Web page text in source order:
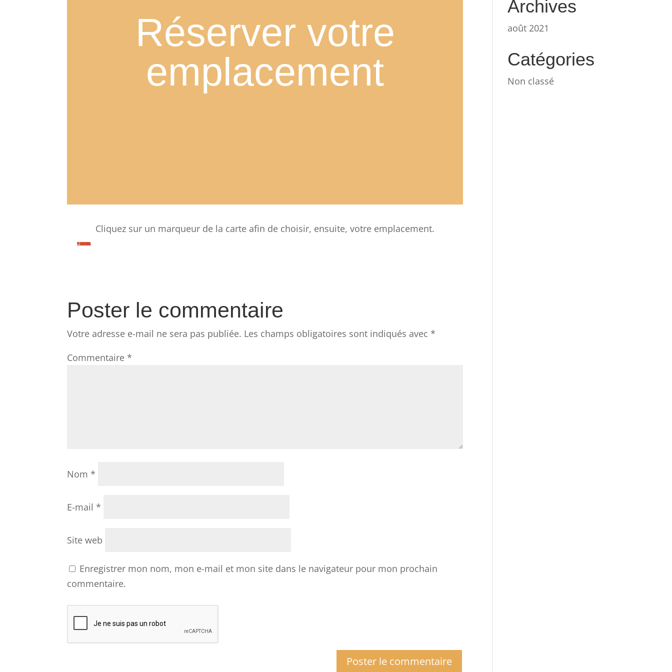
Réserver votre
emplacement
Cliquez sur un marqueur de la carte afin de choisir, ensuite, votre emplacement.




Poster le commentaire
Votre adresse e-mail ne sera pas publiée. Les champs obligatoires sont indiqués avec *
Commentaire *
Nom *
E-mail *
Site web
Enregistrer mon nom, mon e-mail et mon site dans le navigateur pour mon prochain
commentaire.
Archives
août 2021
Catégories
Non classé